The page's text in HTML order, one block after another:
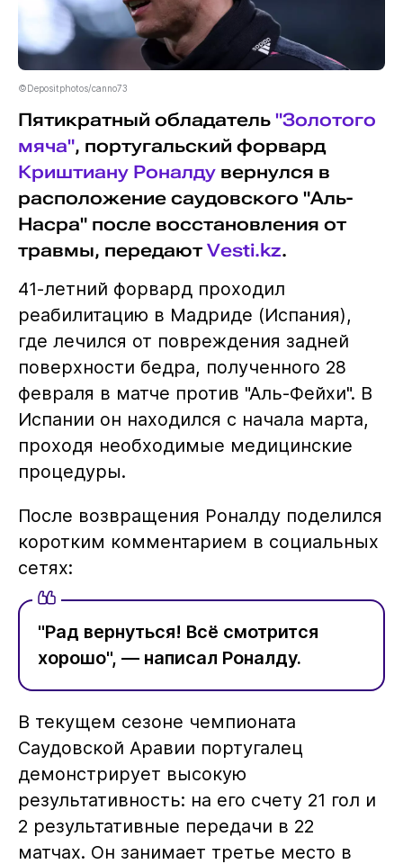
©Depositphotos/canno73
Пятикратный обладатель "Золотого
мяча", португальский форвард
Криштиану Роналдувернулся в
расположение саудовского "Аль-
Насра" после восстановления от
травмы, передают Vesti.kz.
41-летний форвард проходил
реабилитацию в Мадриде (Испания),
где лечился от повреждения задней
поверхности бедра, полученного 28
февраля в матче против "Аль-Фейхи". В
Испании он находился с начала марта,
проходя необходимые медицинские
процедуры.
После возвращения Роналду поделился
коротким комментарием в социальных
сетях:
"Рад вернуться! Всё смотрится
хорошо", — написал Роналду.
В текущем сезоне чемпионата
Саудовской Аравии португалец
демонстрирует высокую
результативность: на его счету 21 гол и
2 результативные передачи в 22
матчах. Он занимает третье место в